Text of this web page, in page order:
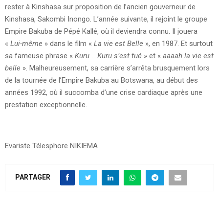
rester à Kinshasa sur proposition de l’ancien gouverneur de
Kinshasa, Sakombi Inongo. L’année suivante, il rejoint le groupe
Empire Bakuba de Pépé Kallé, où il deviendra connu. Il jouera
« Lui-même » dans le film « La vie est Belle », en 1987. Et surtout
sa fameuse phrase « Kuru .. Kuru s’est tué » et « aaaah la vie est
belle ». Malheureusement, sa carrière s’arrêta brusquement lors
de la tournée de l’Empire Bakuba au Botswana, au début des
années 1992, où il succomba d’une crise cardiaque après une
prestation exceptionnelle.
Evariste Télesphore NIKIEMA
PARTAGER